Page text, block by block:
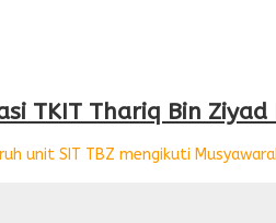
TKIT Thariq Bin Ziyad
unit SIT TBZ mengikuti